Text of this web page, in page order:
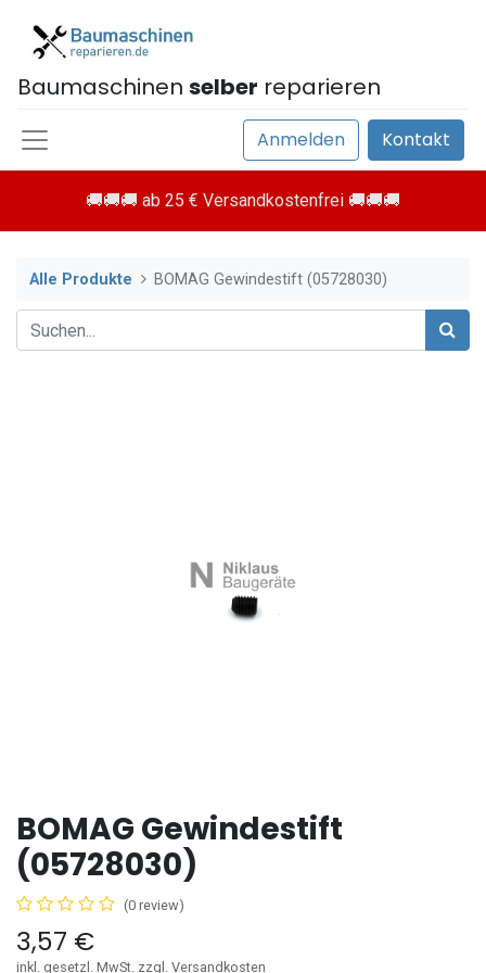
Baumaschinen selber reparieren
Anmelden Kontakt
🚚🚚🚚 ab 25 € Versandkostenfrei 🚚🚚🚚
Alle Produkte BOMAG Gewindestift (05728030)
BOMAG Gewindestift
(05728030)
(0 review)
3,57 €
inkl. gesetzl. MwSt. zzgl. Versandkosten